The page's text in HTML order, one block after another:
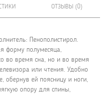
ОТЗЫВЫ (0)
Пенополистирол.
форму полумесяца,
во время сна, но и во время
или чтения. Удобно
обернув ей поясницу и ноги,
опору для спины,